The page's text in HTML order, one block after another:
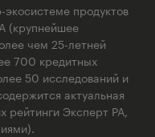
продуктов
(крупнейшее
чем 25-летней
700 кредитных
50 исследований и
актуальная
Эксперт РА,